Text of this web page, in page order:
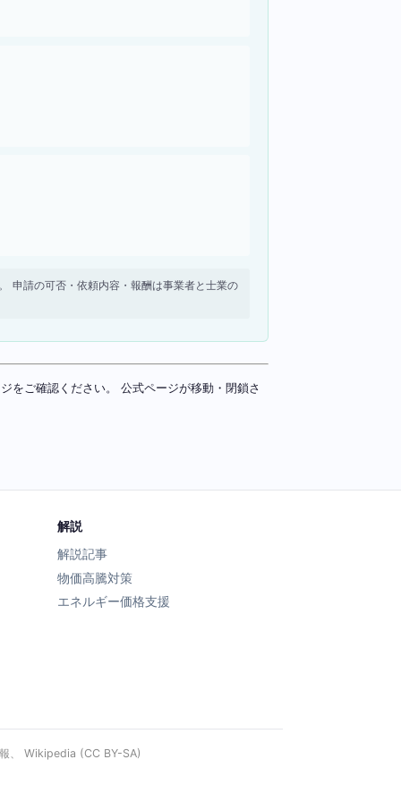
申請の可否・依頼内容・報酬は事業者と士業の
をご確認ください。 公式ページが移動・閉鎖さ
解説
解説記事
物価高騰対策
エネルギー価格支援
、 Wikipedia (CC BY-SA)